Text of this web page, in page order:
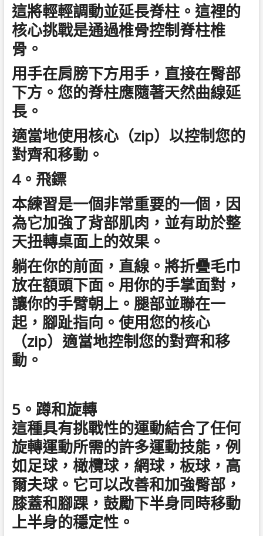
這將輕輕調動並延長脊柱。這裡的
核心挑戰是通過椎骨控制脊柱椎
骨。
用手在肩膀下方用手，直接在臀部
下方。您的脊柱應隨著天然曲線延
長。
適當地使用核心（zip）以控制您的
對齊和移動。
4。飛鏢
本練習是一個非常重要的一個，因
為它加強了背部肌肉，並有助於整
天扭轉桌面上的效果。
躺在你的前面，直線。將折疊毛巾
放在額頭下面。用你的手掌面對，
讓你的手臂朝上。腿部並聯在一
起，腳趾指向。使用您的核心
（zip）適當地控制您的對齊和移
動。
5。蹲和旋轉
這種具有挑戰性的運動結合了任何
旋轉運動所需的許多運動技能，例
如足球，橄欖球，網球，板球，高
爾夫球。它可以改善和加強臀部，
膝蓋和腳踝，鼓勵下半身同時移動
上半身的穩定性。